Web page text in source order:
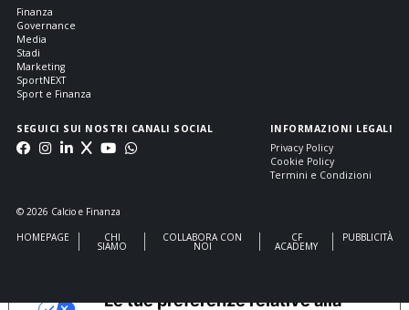
Finanza
Governance
Media
Stadi
Marketing
SportNEXT
Sport e Finanza
SEGUICI SUI NOSTRI CANALI SOCIAL
INFORMAZIONI LEGALI
Privacy Policy
Cookie Policy
Termini e Condizioni
© 2026 Calcio e Finanza
HOMEPAGE
CHI
SIAMO
COLLABORA CON
NOI
CF
ACADEMY
PUBBLICITÀ
Le tue preferenze relative alla